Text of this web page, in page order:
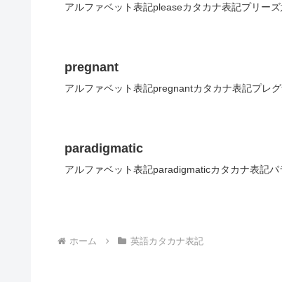
アルファベット表記pleaseカタカナ表記プリー
pregnant
アルファベット表記pregnantカタカナ表記プレ
paradigmatic
アルファベット表記paradigmaticカタカナ表記
ホーム 英語カタカナ表記